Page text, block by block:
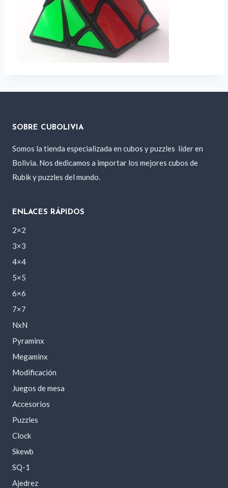
SOBRE CUBOLIVIA
Somos la tienda especializada en cubos y puzzles líder en
Bolivia. Nos dedicamos a importar los mejores cubos de
Rubik y puzzles del mundo.
ENLACES RÁPIDOS
2×2
3×3
4×4
5×5
6×6
7×7
NxN
Pyraminx
Megaminx
Modificación
Juegos de mesa
Accesorios
Puzzles
Clock
Skewb
SQ-1
Ajedrez